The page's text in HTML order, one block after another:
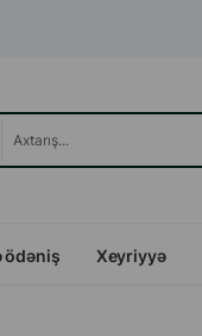
ödəniş Xeyriyyə